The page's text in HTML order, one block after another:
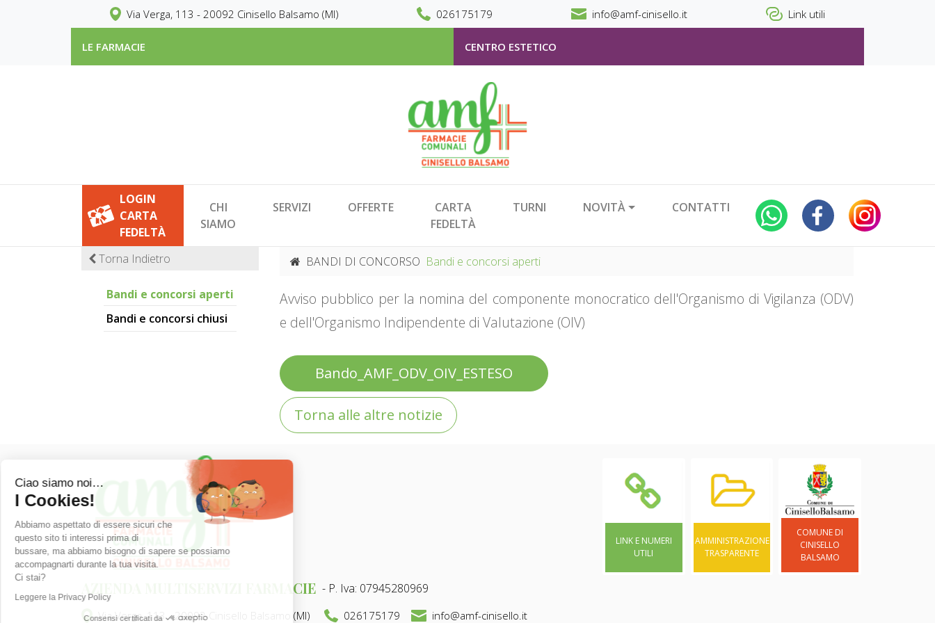
Via Verga, 113 - 20092 Cinisello Balsamo (MI) 026175179 info@amf-cinisello.it Link utili
LE FARMACIE CENTRO ESTETICO
LOGIN
CARTA
FEDELTÀ
CHI
SIAMO
SERVIZI OFFERTE
CARTA
FEDELTÀ
TURNI NOVITÀ CONTATTI
Torna Indietro
Bandi e concorsi aperti
Bandi e concorsi chiusi
BANDI DI CONCORSO Bandi e concorsi aperti
Avviso pubblico per la nomina del componente monocratico dell'Organismo di Vigilanza (ODV)
e dell'Organismo Indipendente di Valutazione (OIV)
Bando_AMF_ODV_OIV_ESTESO
Torna alle altre notizie
AZIENDA MULTISERVIZI FARMACIE - P. Iva: 07945280969
Via Verga, 113 - 20092 Cinisello Balsamo (MI) 026175179 info@amf-cinisello.it
LINK E NUMERI
UTILI
AMMINISTRAZIONE
TRASPARENTE
COMUNE DI
CINISELLO
BALSAMO
Ciao siamo noi…
I Cookies!
Abbiamo aspettato di essere sicuri che
questo sito ti interessi prima di
bussare, ma abbiamo bisogno di sapere se possiamo
accompagnarti durante la tua visita.
Ci stai?
Leggere la Privacy Policy
Consensi certificati da